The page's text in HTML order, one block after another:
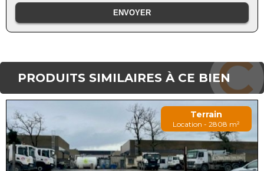
PRODUITS SIMILAIRES À CE BIEN
Terrain
Location - 2808 m²